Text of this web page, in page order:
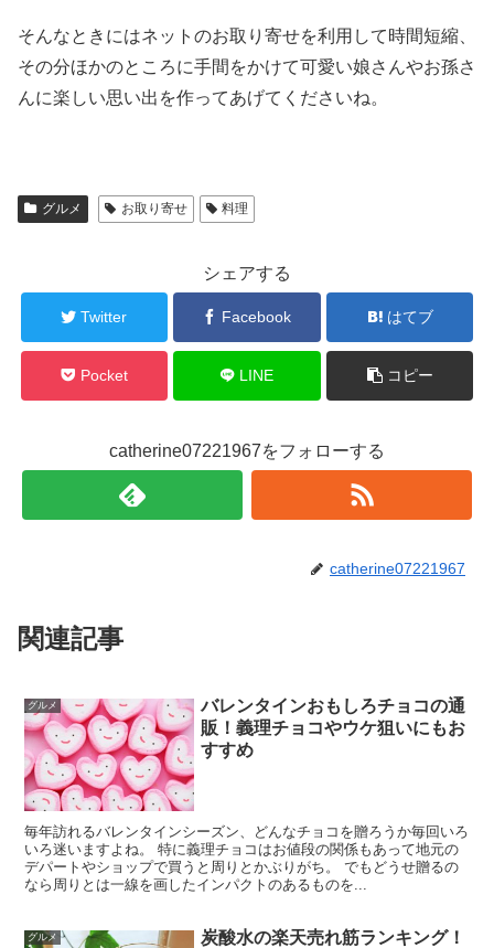
そんなときにはネットのお取り寄せを利用して時間短縮、
その分ほかのところに手間をかけて可愛い娘さんやお孫さ
んに楽しい思い出を作ってあげてくださいね。
グルメ お取り寄せ 料理
シェアする
Twitter Facebook はてブ
Pocket LINE コピー
catherine07221967をフォローする
catherine07221967
関連記事
グルメ
バレンタインおもしろチョコの通
販！義理チョコやウケ狙いにもお
すすめ
毎年訪れるバレンタインシーズン、どんなチョコを贈ろうか毎回いろ
いろ迷いますよね。 特に義理チョコはお値段の関係もあって地元の
デパートやショップで買うと周りとかぶりがち。 でもどうせ贈るの
なら周りとは一線を画したインパクトのあるものを...
グルメ
炭酸水の楽天売れ筋ランキング！